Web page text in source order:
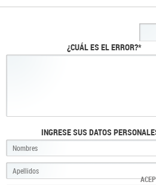
¿CUÁL ES EL ERROR?*
INGRESE SUS DATOS